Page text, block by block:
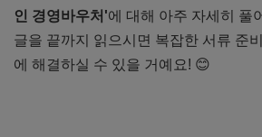
인 경영바우처'에 대해 아주 자세히 풀
글을 끝까지 읽으시면 복잡한 서류 준
에 해결하실 수 있을 거예요! 😊